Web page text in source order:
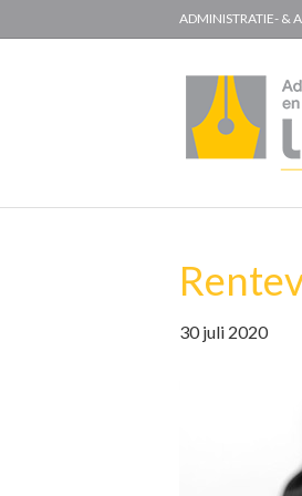
ADMINISTRATIE- &
30 juli 2020